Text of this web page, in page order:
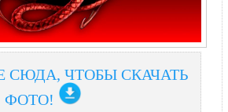
ЧТОБЫ СКАЧАТЬ
ФОТО!